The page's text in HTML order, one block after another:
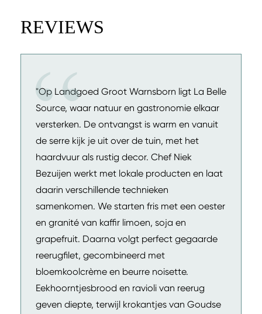
REVIEWS
"Op Landgoed Groot Warnsborn ligt La Belle
Source, waar natuur en gastronomie elkaar
versterken. De ontvangst is warm en vanuit
de serre kijk je uit over de tuin, met het
haardvuur als rustig decor. Chef Niek
Bezuijen werkt met lokale producten en laat
daarin verschillende technieken
samenkomen. We starten fris met een oester
en granité van kaffir limoen, soja en
grapefruit. Daarna volgt perfect gegaarde
reerugfilet, gecombineerd met
bloemkoolcrème en beurre noisette.
Eekhoorntjesbrood en ravioli van reerug
geven diepte, terwijl krokantjes van Goudse